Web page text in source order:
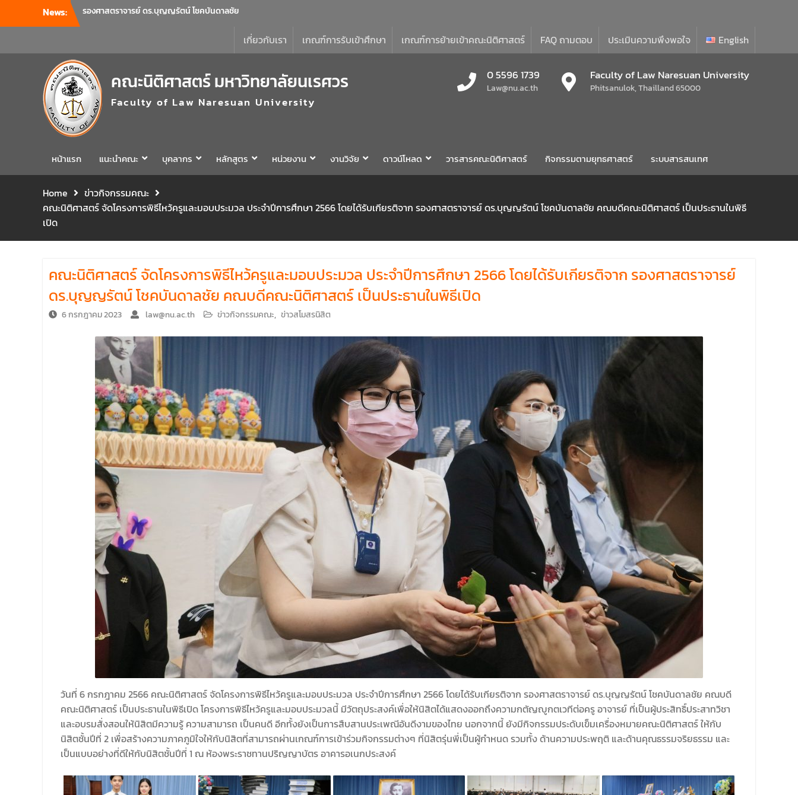
News:
คณะนิติศาสตร์ มหาวิทยาลัยนเรศวร จัด
2-311 อาคารปราบไตรจักร 2 มหาวิทยาลัย
นเรศวร โดยกิจกรรมดังกล่าวจัดขึ้นสำหรับ
บุคลากรที่ปฏิบัติงาน ณ กลุ่มอาคารอุตสาหกรรม
บริการ เพื่อร่วมกันสร้างพื้นที่การทำงานที่
ปลอดภัย ซึ่งครอบคลุมหน่วยงานภายในกลุ่ม
อาคารทั้ง 3 คณะ และ 1 กอง
คณะนิติศาสตร์ มหาวิทยาลัยนเรศวร จัด
การศึกษา 2569 โดยได้รับเกียรติจาก รอง
ศาสตราจารย์ ดร.บุญญรัตน์ โชคบันดาลชัย
พิธีเปิด พร้อมกล่าวต้อนรับและให้โอวาทแก่นิสิต
ใหม่ มีวัตถุประสงค์เพื่อให้ผู้ปกครองและนิสิตได้
บริหารคณะพบบุคลากรคณะนิติศาสตร์ เพื่อ
เป็นการเตรียมพร้อมก่อนเปิดภาคเรียนต้น ปีการ
ศึกษา 2569 พร้อมด้วยรองคณบดีทุกฝ่ายเข้า
ร่วมแจ้งนโยบายแนวทางการบริหารงานในแต่ละ
จัดการเรียนการสอนรายวิชาวิจัยทางกฎหมาย
และรายวิชาตรรกศาสตร์และการเขียนในทาง
นิติศาสตร์ ณ ห้องประชุมชั้น 3 อาคารคณะ
นิติศาสตร์ มหาวิทยาลัยนเรศวร
เกี่ยวกับเรา เกณฑ์การรับเข้าศึกษา เกณฑ์การย้ายเข้าคณะนิติศาสตร์ FAQ ถามตอบ ประเมินความพึงพอใจ English
คณะนิติศาสตร์ มหาวิทยาลัยนเรศวร
Faculty of Law Naresuan University
0 5596 1739
Law@nu.ac.th
Faculty of Law Naresuan University
Phitsanulok, Thailland 65000
หน้าแรก แนะนำคณะ บุคลากร หลักสูตร หน่วยงาน งานวิจัย ดาวน์โหลด วารสารคณะนิติศาสตร์ กิจกรรมตามยุทธศาสตร์ ระบบสารสนเทศ
Home
ข่าวกิจกรรมคณะ
คณะนิติศาสตร์ จัดโครงการพิธีไหว้ครูและมอบประมวล ประจำปีการศึกษา 2566 โดยได้รับเกียรติจาก รองศาสตราจารย์ ดร.บุญญรัตน์ โชคบันดาลชัย คณบดีคณะนิติศาสตร์ เป็นประธานในพิธี
เปิด
คณะนิติศาสตร์ จัดโครงการพิธีไหว้ครูและมอบประมวล ประจำปีการศึกษา 2566 โดยได้รับเกียรติจาก รองศาสตราจารย์
ดร.บุญญรัตน์ โชคบันดาลชัย คณบดีคณะนิติศาสตร์ เป็นประธานในพิธีเปิด
6 กรกฎาคม 2023 law@nu.ac.th ข่าวกิจกรรมคณะ, ข่าวสโมสรนิสิต
วันที่ 6 กรกฎาคม 2566 คณะนิติศาสตร์ จัดโครงการพิธีไหว้ครูและมอบประมวล ประจำปีการศึกษา 2566 โดยได้รับเกียรติจาก รองศาสตราจารย์ ดร.บุญญรัตน์ โชคบันดาลชัย คณบดี
คณะนิติศาสตร์ เป็นประธานในพิธีเปิด โครงการพิธีไหว้ครูและมอบประมวลนี้ มีวัตถุประสงค์เพื่อให้นิสิตได้แสดงออกถึงความกตัญญูกตเวทีต่อครู อาจารย์ ที่เป็นผู้ประสิทธิ์ประสาทวิชา
และอบรมสั่งสอนให้นิสิตมีความรู้ ความสามารถ เป็นคนดี อีกทั้งยังเป็นการสืบสานประเพณีอันดีงามของไทย นอกจากนี้ ยังมีกิจกรรมประดับเข็มเครื่องหมายคณะนิติศาสตร์ ให้กับ
นิสิตชั้นปีที่ 2 เพื่อสร้างความภาคภูมิใจให้กับนิสิตที่สามารถผ่านเกณฑ์การเข้าร่วมกิจกรรมต่างๆ ที่นิสิตรุ่นพี่เป็นผู้กำหนด รวมทั้ง ด้านความประพฤติ และด้านคุณธรรมจริยธรรม และ
เป็นแบบอย่างที่ดีให้กับนิสิตชั้นปีที่ 1 ณ ห้องพระราชทานปริญญาบัตร อาคารอเนกประสงค์